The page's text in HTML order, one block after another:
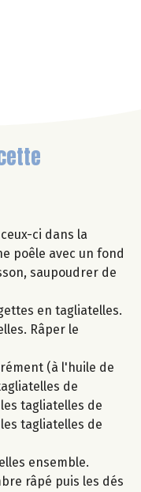
ci dans la
poêle avec un fond
saupoudrer de
en tagliatelles.
Râper le
(à l'huile de
de
tagliatelles de
tagliatelles de
ensemble.
râpé puis les dés